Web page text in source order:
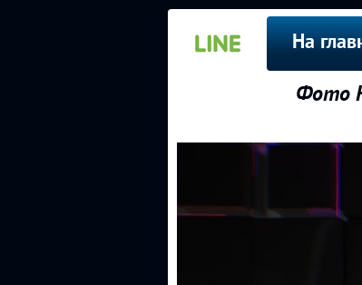
На
Фото